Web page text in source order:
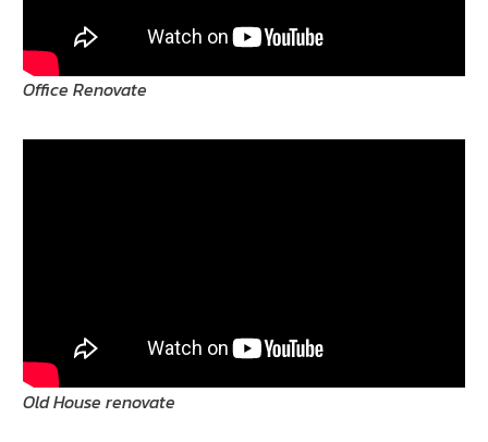
Office Renovate
Old House renovate